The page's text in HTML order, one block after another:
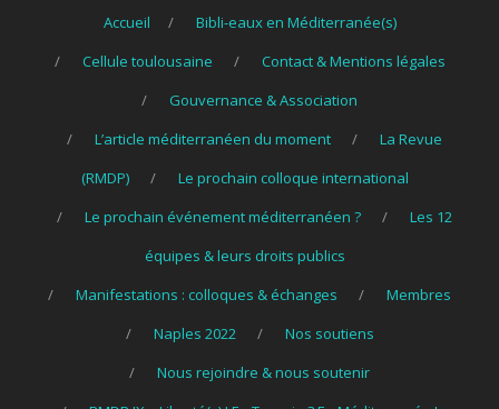
Accueil
Bibli-eaux en Méditerranée(s)
Cellule toulousaine
Contact & Mentions légales
Gouvernance & Association
L’article méditerranéen du moment
La Revue
(RMDP)
Le prochain colloque international
Le prochain événement méditerranéen ?
Les 12
équipes & leurs droits publics
Manifestations : colloques & échanges
Membres
Naples 2022
Nos soutiens
Nous rejoindre & nous soutenir